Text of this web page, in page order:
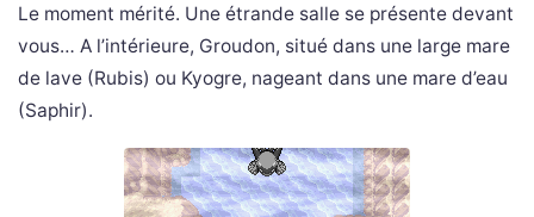
Le moment mérité. Une étrande salle se présente devant
vous… A l’intérieure, Groudon, situé dans une large mare
de lave (Rubis) ou Kyogre, nageant dans une mare d’eau
(Saphir).